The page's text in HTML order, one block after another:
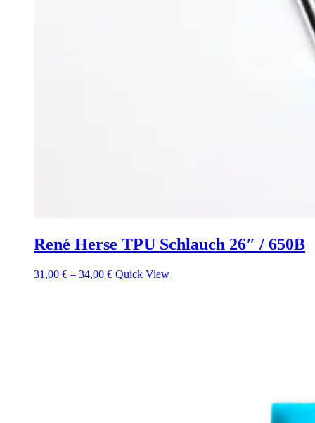
René Herse TPU Schlauch 26″ / 650B
31,00 € – 34,00 € Quick View